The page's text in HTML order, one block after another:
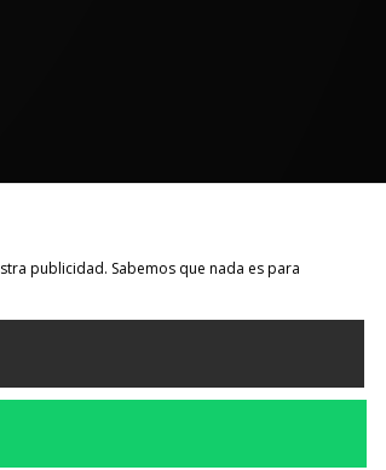
publicidad. Sabemos que nada es para